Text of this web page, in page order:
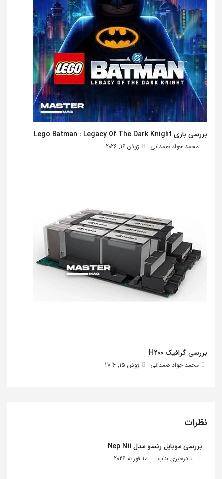
بررسی بازی Lego Batman : Legacy Of The Dark Knight
محمد جواد صمدانی ژوئن 16, 2026
بررسی گرافیک H200
محمد جواد صمدانی ژوئن 15, 2026
نظرات
بررسی موبایل رنسو مدل Nep N11
نادرخیری بناب 10 فوریه 2026